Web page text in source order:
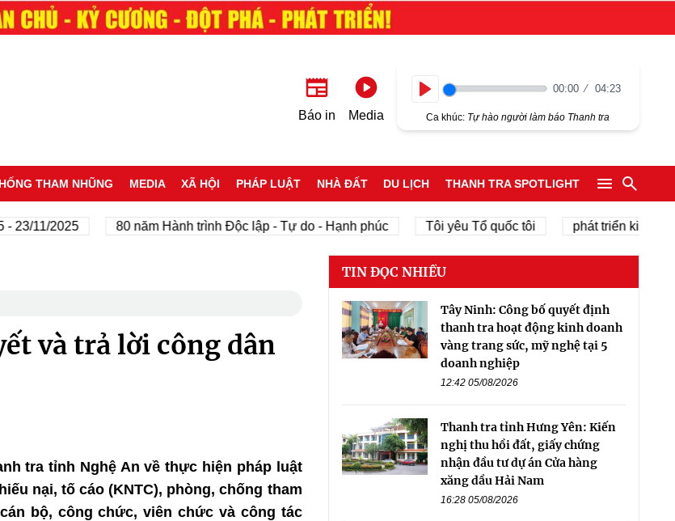
Báo in Media
00:00 04:23
Ca khúc: Tự hào người làm báo Thanh tra
THAM NHŨNG MEDIA XÃ HỘI PHÁP LUẬT NHÀ ĐẤT DU LỊCH THANH TRA SPOTLIGHT
2025 80 năm Hành trình Độc lập - Tự do - Hạnh phúc Tôi yêu Tổ quốc tôi phát triển kinh tế tư
và trả lời công dân
tra tỉnh Nghệ An về thực hiện pháp luật
nại, tố cáo (KNTC), phòng, chống tham
bộ, công chức, viên chức và công tác
TIN ĐỌC NHIỀU
Tây Ninh: Công bố quyết định
thanh tra hoạt động kinh doanh
vàng trang sức, mỹ nghệ tại 5
doanh nghiệp
12:42 05/08/2026
Thanh tra tỉnh Hưng Yên: Kiến
nghị thu hồi đất, giấy chứng
nhận đầu tư dự án Cửa hàng
xăng dầu Hải Nam
16:28 05/08/2026